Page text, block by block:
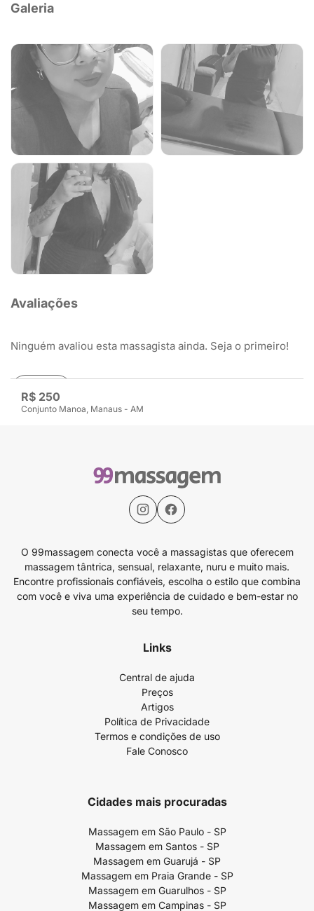
R$ 250
Conjunto Manoa, Manaus - AM
Galeria
Avaliações
Ninguém avaliou esta massagista ainda. Seja o primeiro!
Avaliar
O 99massagem conecta você a massagistas que oferecem
massagem tântrica, sensual, relaxante, nuru e muito mais.
Encontre profissionais confiáveis, escolha o estilo que combina
com você e viva uma experiência de cuidado e bem-estar no
seu tempo.
Links
Central de ajuda
Preços
Artigos
Política de Privacidade
Termos e condições de uso
Fale Conosco
Cidades mais procuradas
Massagem em São Paulo - SP
Massagem em Santos - SP
Massagem em Guarujá - SP
Massagem em Praia Grande - SP
Massagem em Guarulhos - SP
Massagem em Campinas - SP